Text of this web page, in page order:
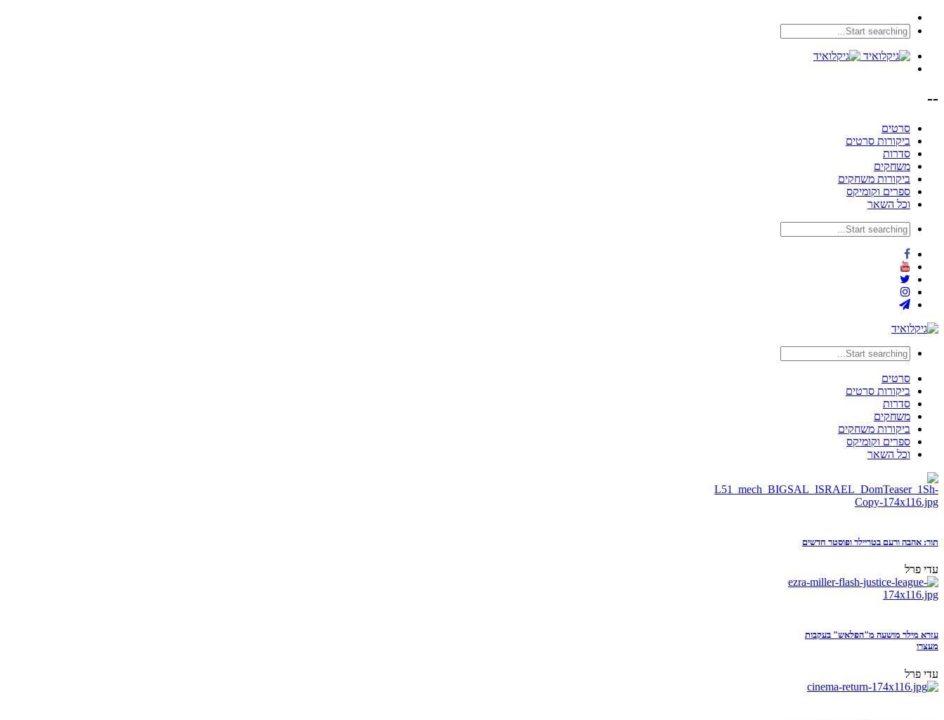
--
סרטים
ביקורות סרטים
סדרות
משחקים
ביקורות משחקים
ספרים וקומיקס
וכל השאר
סרטים
ביקורות סרטים
סדרות
משחקים
ביקורות משחקים
ספרים וקומיקס
וכל השאר
תור: אהבה ורעם בטריילר ופוסטר חדשים
עדי פרל
עזרא מילר מושעה מ"הפלאש" בעקבות
מעצרו
עדי פרל